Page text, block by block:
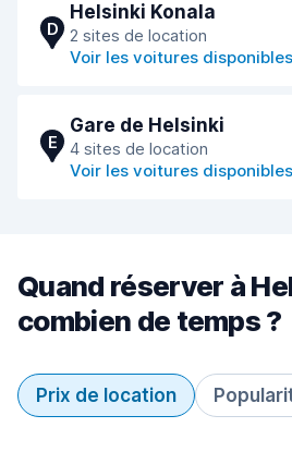
D
Helsinki Konala
2 sites de location
Voir les voitures disponibles
E
Gare de Helsinki
4 sites de location
Voir les voitures disponibles
Quand réserver à
combien de temps ?
Prix de location